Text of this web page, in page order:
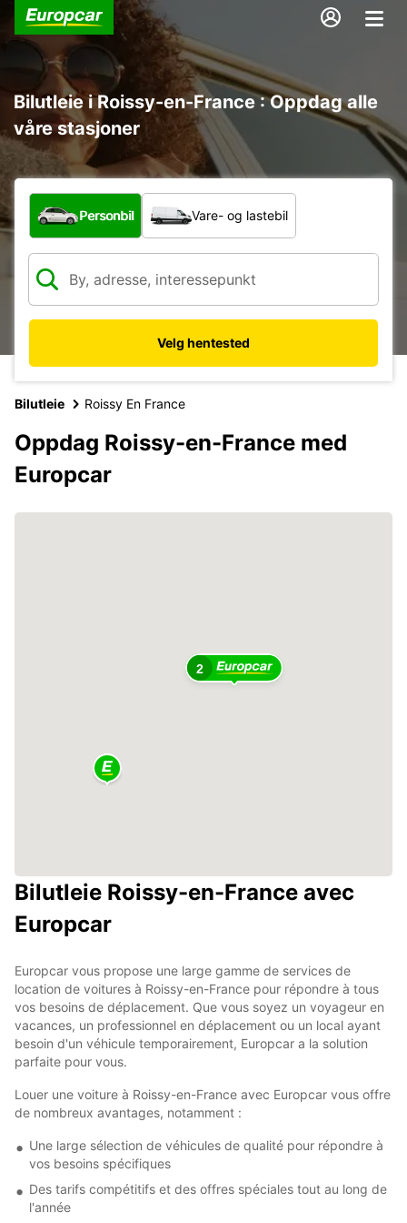
Bilutleie i Roissy-en-France : Oppdag alle
våre stasjoner
Hvilken type bil?
Personbil Vare- og lastebil
Velg hentested
Bilutleie Roissy En France
Oppdag Roissy-en-France med
Europcar
2
Bilutleie Roissy-en-France avec
Europcar
Europcar vous propose une large gamme de services de
location de voitures à Roissy-en-France pour répondre à tous
vos besoins de déplacement. Que vous soyez un voyageur en
vacances, un professionnel en déplacement ou un local ayant
besoin d'un véhicule temporairement, Europcar a la solution
parfaite pour vous.
Louer une voiture à Roissy-en-France avec Europcar vous offre
de nombreux avantages, notamment :
Une large sélection de véhicules de qualité pour répondre à
vos besoins spécifiques
Des tarifs compétitifs et des offres spéciales tout au long de
l'année